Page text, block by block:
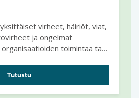
virheet, häiriöt, viat,
ja ongelmat
toimintaa tai
tarkoituksena on
ja sen seuraukset
Tutustu